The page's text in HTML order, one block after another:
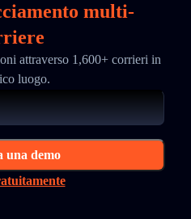
multi-
attraverso 1,600+ corrieri in
luogo.
una demo